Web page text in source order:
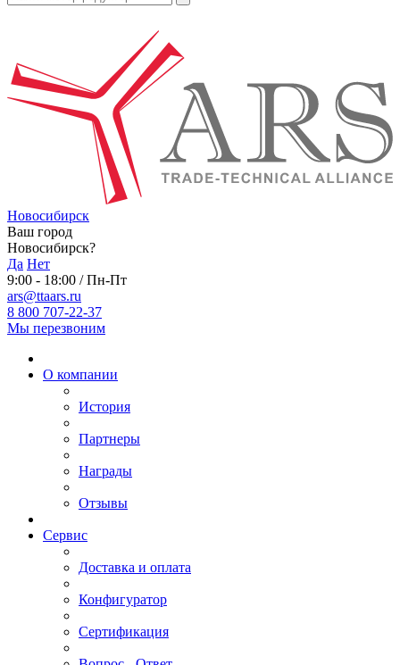
Новосибирск
Ваш город
Новосибирск?
Да Нет
9:00 - 18:00 / Пн-Пт
ars@ttaars.ru
8 800 707-22-37
Мы перезвоним
О компании
История
Партнеры
Награды
Отзывы
Сервис
Доставка и оплата
Конфигуратор
Сертификация